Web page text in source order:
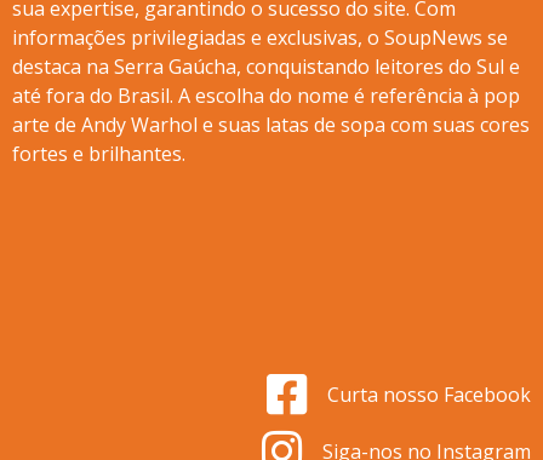
sua expertise, garantindo o sucesso do site. Com
informações privilegiadas e exclusivas, o SoupNews se
destaca na Serra Gaúcha, conquistando leitores do Sul e
até fora do Brasil. A escolha do nome é referência à pop
arte de Andy Warhol e suas latas de sopa com suas cores
fortes e brilhantes.
Curta nosso Facebook
Siga-nos no Instagram